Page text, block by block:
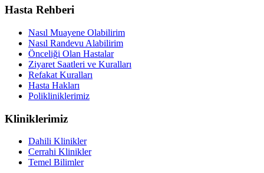
Hasta Rehberi
Nasıl Muayene Olabilirim
Nasıl Randevu Alabilirim
Önceliği Olan Hastalar
Ziyaret Saatleri ve Kuralları
Refakat Kuralları
Hasta Hakları
Polikliniklerimiz
Kliniklerimiz
Dahili Klinikler
Cerrahi Klinikler
Temel Bilimler